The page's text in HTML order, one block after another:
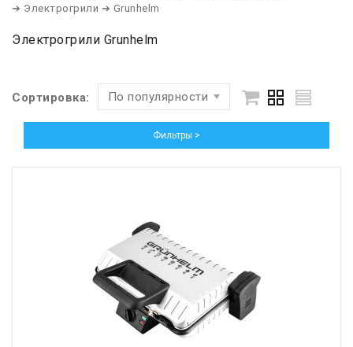
➔ Электрогрили ➔ Grunhelm
Электрогрили Grunhelm
Сортировка: По популярности
Фильтры >